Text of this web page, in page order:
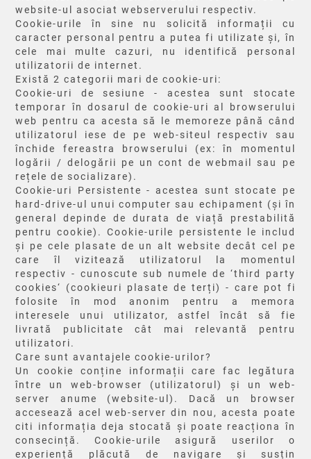
website-ul asociat webserverului respectiv.
Cookie-urile în sine nu solicită informații cu
caracter personal pentru a putea fi utilizate și, în
cele mai multe cazuri, nu identifică personal
utilizatorii de internet.
Există 2 categorii mari de cookie-uri:
Cookie-uri de sesiune - acestea sunt stocate
temporar în dosarul de cookie-uri al browserului
web pentru ca acesta să le memoreze până când
utilizatorul iese de pe web-siteul respectiv sau
închide fereastra browserului (ex: în momentul
logării / delogării pe un cont de webmail sau pe
rețele de socializare).
Cookie-uri Persistente - acestea sunt stocate pe
hard-drive-ul unui computer sau echipament (și în
general depinde de durata de viață prestabilită
pentru cookie). Cookie-urile persistente le includ
și pe cele plasate de un alt website decât cel pe
care îl vizitează utilizatorul la momentul
respectiv - cunoscute sub numele de ‘third party
cookies‘ (cookieuri plasate de terți) - care pot fi
folosite în mod anonim pentru a memora
interesele unui utilizator, astfel încât să fie
livrată publicitate cât mai relevantă pentru
utilizatori.
Care sunt avantajele cookie-urilor?
Un cookie conține informații care fac legătura
între un web-browser (utilizatorul) și un web-
server anume (website-ul). Dacă un browser
accesează acel web-server din nou, acesta poate
citi informația deja stocată și poate reacționa în
consecință. Cookie-urile asigură userilor o
experiență plăcută de navigare și susțin